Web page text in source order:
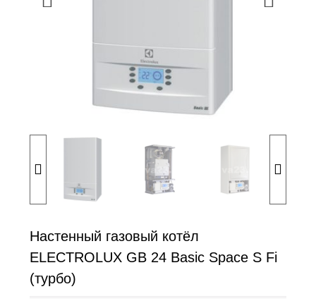
Настенный газовый котёл
ELECTROLUX GB 24 Basic Space S Fi
(турбо)